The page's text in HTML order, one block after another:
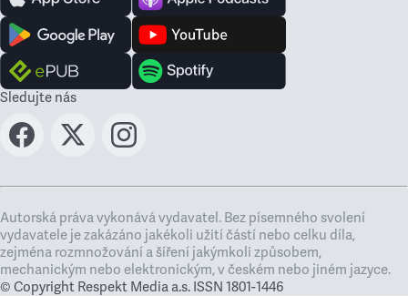
Sledujte nás
Autorská práva vykonává vydavatel. Bez písemného svolení
vydavatele je zakázáno jakékoli užití částí nebo celku díla,
zejména rozmnožování a šíření jakýmkoli způsobem,
mechanickým nebo elektronickým, v českém nebo jiném jazyce.
© Copyright Respekt Media a.s. ISSN 1801-1446